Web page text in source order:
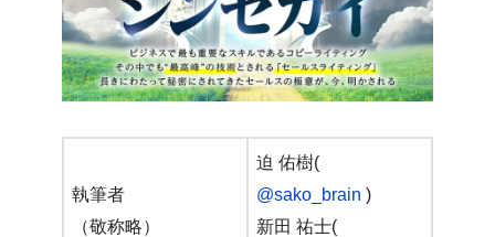
執筆者
（敬称略）
迫 佑樹(
@sako_brain )
新田 祐士(